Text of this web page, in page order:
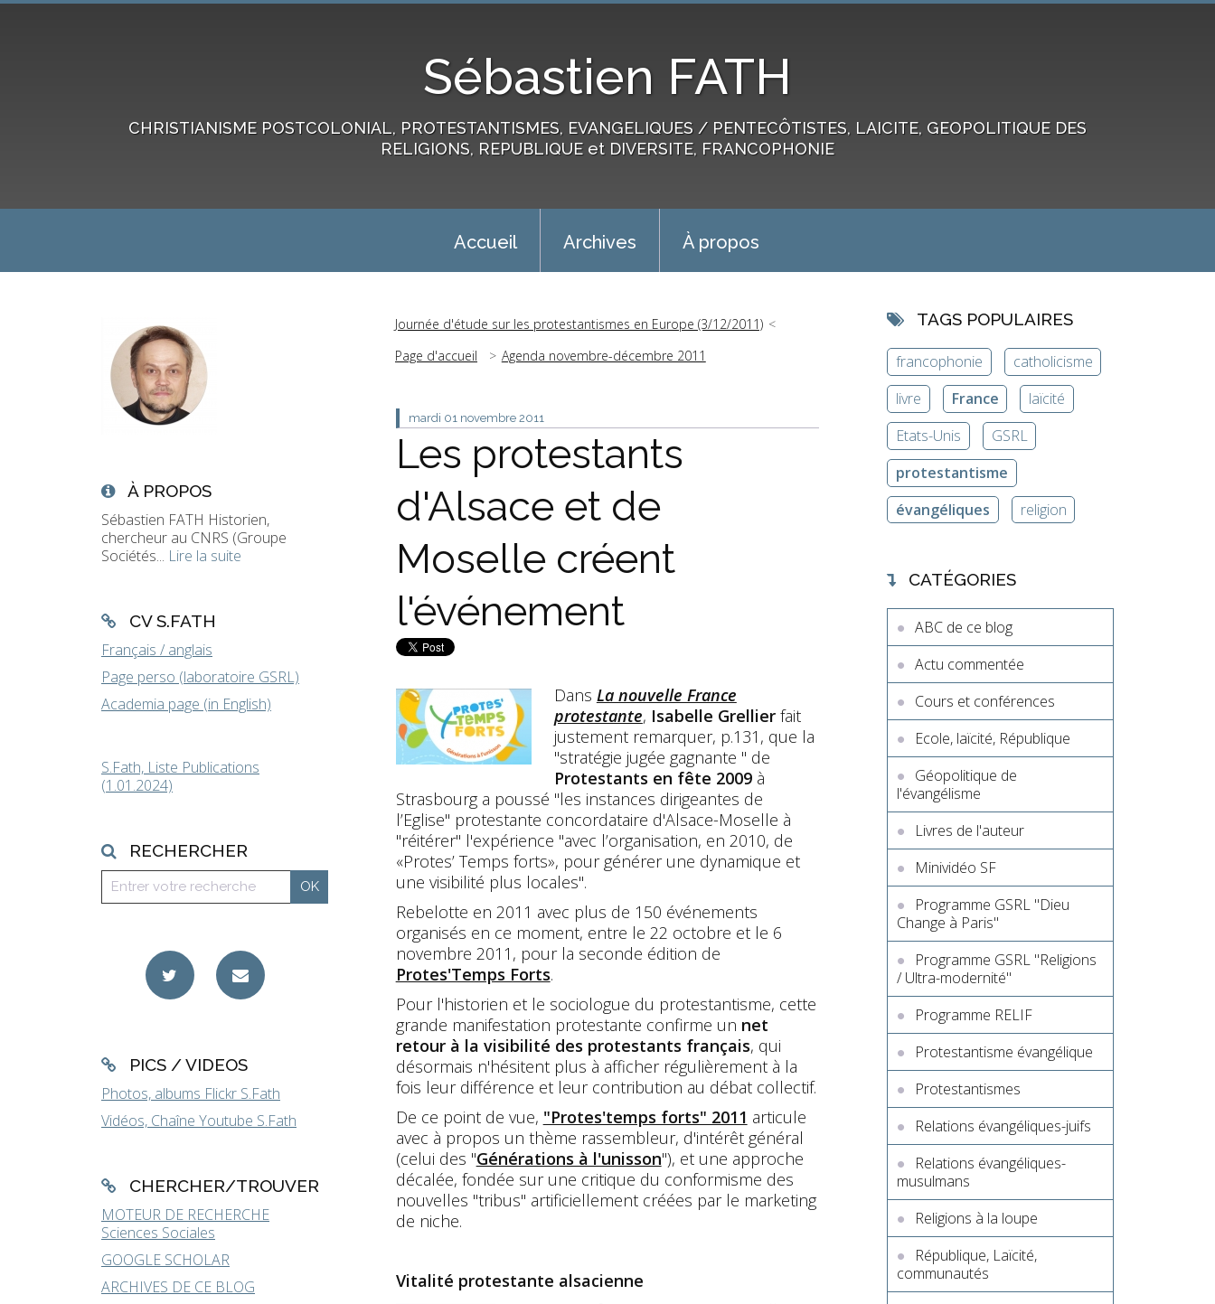
Sébastien FATH
CHRISTIANISME POSTCOLONIAL, PROTESTANTISMES, EVANGELIQUES / PENTECÔTISTES, LAICITE, GEOPOLITIQUE DES
RELIGIONS, REPUBLIQUE et DIVERSITE, FRANCOPHONIE
Accueil Archives À propos
À PROPOS
Sébastien FATH Historien,
chercheur au CNRS (Groupe
Sociétés... Lire la suite
CV S.FATH
Français / anglais
Page perso (laboratoire GSRL)
Academia page (in English)
S.Fath, Liste Publications
(1.01.2024)
RECHERCHER
PICS / VIDEOS
Photos, albums Flickr S.Fath
Vidéos, Chaîne Youtube S.Fath
CHERCHER/TROUVER
MOTEUR DE RECHERCHE
Sciences Sociales
GOOGLE SCHOLAR
ARCHIVES DE CE BLOG
Journée d'étude sur les protestantismes en Europe (3/12/2011)
Page d'accueil
Agenda novembre-décembre 2011
mardi 01 novembre 2011
Les protestants
d'Alsace et de
Moselle créent
l'événement
Dans La nouvelle France
protestante, Isabelle Grellierfait
justement remarquer, p.131, que la
"stratégie jugée gagnante " de
Protestants en fête 2009à
Strasbourg a poussé "les instances dirigeantes de
l’Eglise" protestante concordataire d'Alsace-Moselle à
"réitérer" l'expérience "avec l’organisation, en 2010, de
«Protes’ Temps forts», pour générer une dynamique et
une visibilité plus locales".
Rebelotte en 2011 avec plus de 150 événements
organisés en ce moment, entre le 22 octobre et le 6
novembre 2011, pour la seconde édition de
Protes'Temps Forts.
Pour l'historien et le sociologue du protestantisme, cette
grande manifestation protestante confirme un net
retour à la visibilité des protestants français, qui
désormais n'hésitent plus à afficher régulièrement à la
fois leur différence et leur contribution au débat collectif.
De ce point de vue, "Protes'temps forts" 2011 articule
avec à propos un thème rassembleur, d'intérêt général
(celui des "Générations à l'unisson"), et une approche
décalée, fondée sur une critique du conformisme des
nouvelles "tribus" artificiellement créées par le marketing
de niche.
Vitalité protestante alsacienne
TAGS POPULAIRES
francophonie
catholicisme
livre
France
laïcité
Etats-Unis
GSRL
protestantisme
évangéliques
religion
CATÉGORIES
ABC de ce blog
Actu commentée
Cours et conférences
Ecole, laïcité, République
Géopolitique de
l'évangélisme
Livres de l'auteur
Minividéo SF
Programme GSRL "Dieu
Change à Paris"
Programme GSRL "Religions
/ Ultra-modernité"
Programme RELIF
Protestantisme évangélique
Protestantismes
Relations évangéliques-juifs
Relations évangéliques-
musulmans
Religions à la loupe
République, Laïcité,
communautés